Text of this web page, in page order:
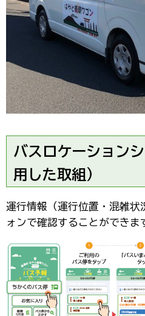
バスロケーション
用した取組）
運行情報（運行位置・混雑状
ォンで確認することができま